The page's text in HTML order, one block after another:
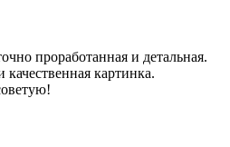
проработанная и детальная.
картинка.